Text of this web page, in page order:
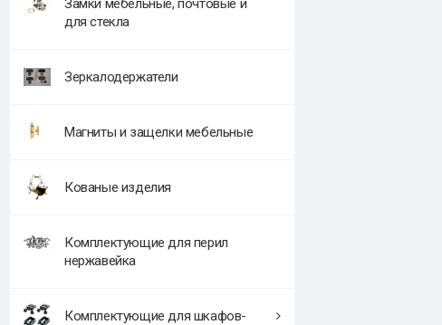
Замки мебельные, почтовые и
для стекла
Зеркалодержатели
Магниты и защелки мебельные
Кованые изделия
Комплектующие для перил
нержавейка
Комплектующие для шкафов-